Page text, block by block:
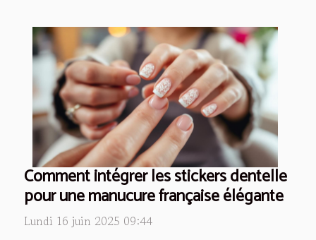
Comment intégrer les stickers dentelle
pour une manucure française élégante
Lundi 16 juin 2025 09:44